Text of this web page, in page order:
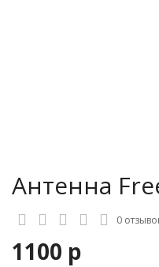
Антенна
0
1100 р